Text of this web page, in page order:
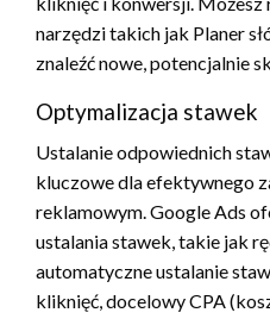
narzędzi takich jak Planer
znaleźć nowe, potencjalnie
Optymalizacja stawek
Ustalanie odpowiednich
kluczowe dla efektywnego
reklamowym. Google Ads
ustalania stawek, takie jak
automatyczne ustalanie
kliknięć, docelowy CPA